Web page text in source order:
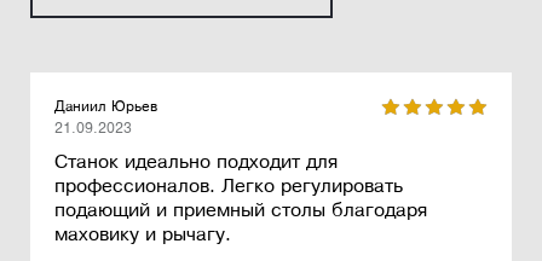
Даниил Юрьев
21.09.2023
Станок идеально подходит для
профессионалов. Легко регулировать
подающий и приемный столы благодаря
маховику и рычагу.